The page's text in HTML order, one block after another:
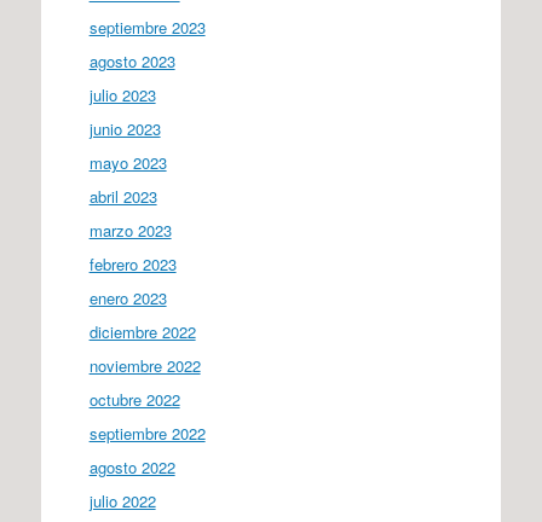
septiembre 2023
agosto 2023
julio 2023
junio 2023
mayo 2023
abril 2023
marzo 2023
febrero 2023
enero 2023
diciembre 2022
noviembre 2022
octubre 2022
septiembre 2022
agosto 2022
julio 2022